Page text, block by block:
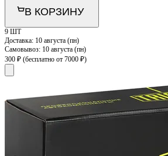
В КОРЗИНУ
9 ШТ
Доставка: 10 августа (пн)
Самовывоз: 10 августа (пн)
300 ₽ (бесплатно от 7000 ₽)